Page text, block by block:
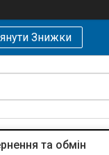
Знижки
та обмін